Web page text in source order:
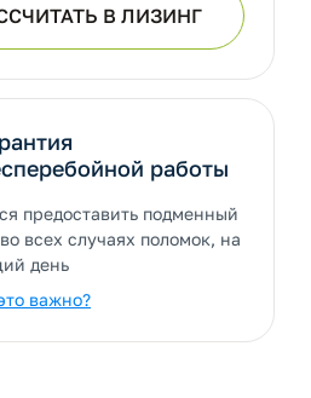
В ЛИЗИНГ
работы
предоставить подменный
всех случаях поломок, на
день
важно?